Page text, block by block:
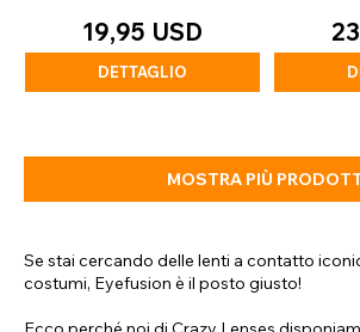
19,95 USD
DETTAGLIO
MOSTRA PIÙ
Se stai cercando delle lenti a contatto
costumi, Eyefusion è il posto giusto!